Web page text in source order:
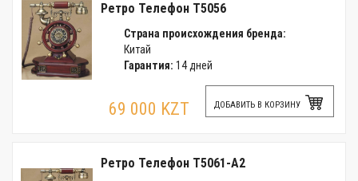
Ретро Телефон T5056
Страна происхождения бренда:
Китай
Гарантия: 14 дней
69 000 KZT ДОБАВИТЬ В КОРЗИНУ
Ретро Телефон T5061-A2